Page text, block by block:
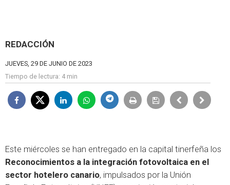
REDACCIÓN
JUEVES, 29 DE JUNIO DE 2023
Tiempo de lectura: 4 min
Este miércoles se han entregado en la capital tinerfeña los
Reconocimientos a la integración fotovoltaica en el
sector hotelero canario, impulsados por la Unión